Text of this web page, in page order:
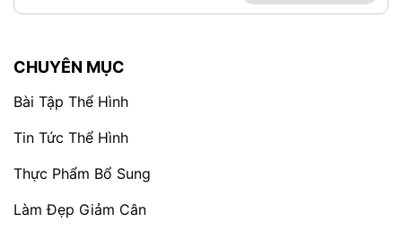
CHUYÊN MỤC
Bài Tập Thể Hình
Tin Tức Thể Hình
Thực Phẩm Bổ Sung
Làm Đẹp Giảm Cân